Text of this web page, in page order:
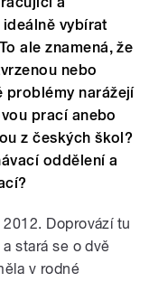
vybírat
ale znamená, že
nebo
problémy narážejí
prací anebo
z českých škol?
oddělení a
Doprovází tu
stará se o dvě
v rodné